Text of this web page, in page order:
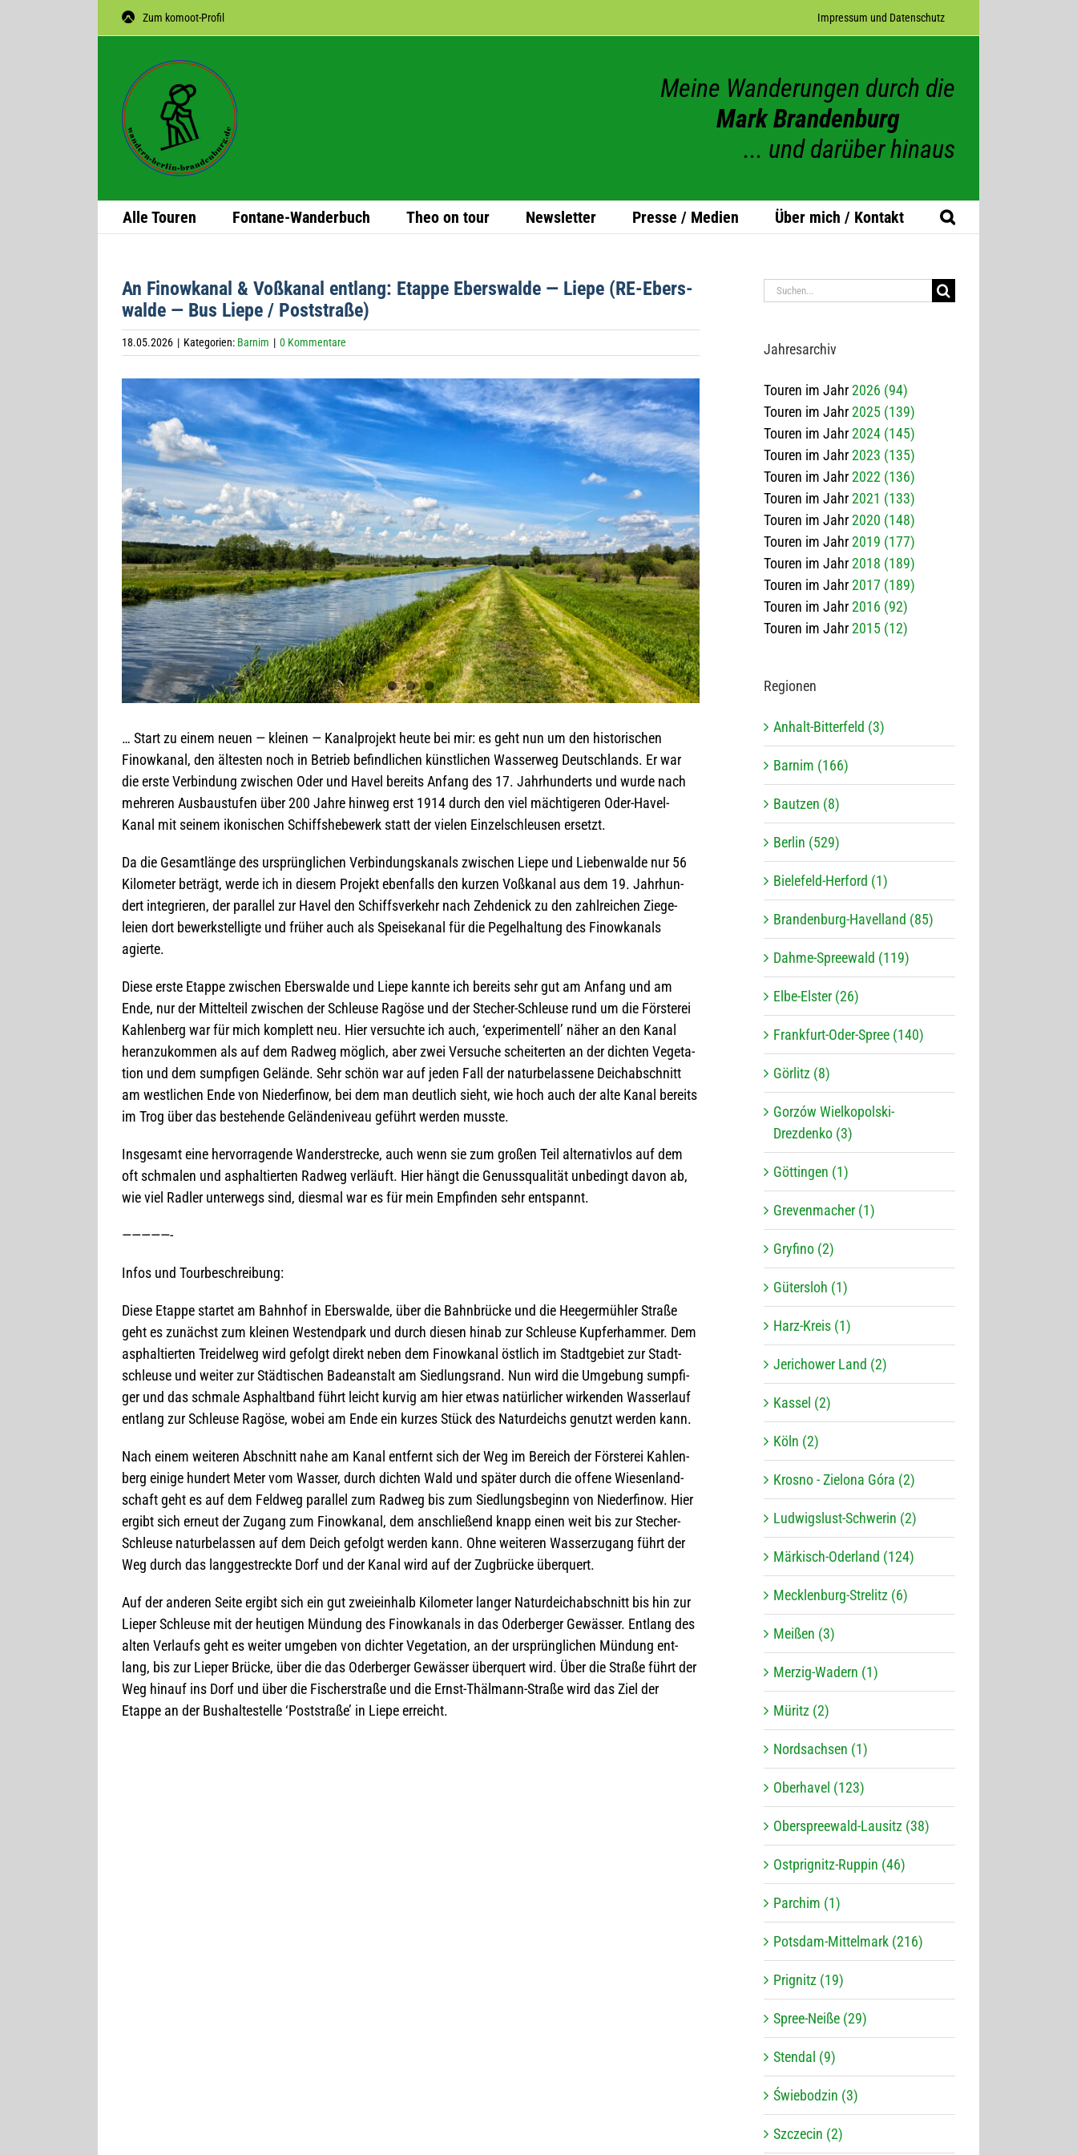
Zum komoot-Profil Impres­sum und Datenschutz
Meine Wanderungen durch die
Mark Brandenburg
... und darüber hinaus
Alle Tou­ren Fon­­tane-Wan­­der­­buch Theo on tour News­let­ter Presse / Medien Über mich / Kontakt
An Finow­ka­nal & Voß­ka­nal ent­lang: Etappe Ebers­walde — Liepe (RE-Ebers­
walde — Bus Liepe / Poststraße)
18.05.2026 | Kategorien: Barnim | 0 Kommentare
grösseres
Bild
… Start zu einem neuen — klei­nen — Kanal­pro­jekt heute bei mir: es geht nun um den his­to­ri­schen
Finow­ka­nal, den ältes­ten noch in Betrieb befind­li­chen künst­li­chen Was­ser­weg Deutsch­lands. Er war
die erste Ver­bin­dung zwi­schen Oder und Havel bereits Anfang des 17. Jahr­hun­derts und wurde nach
meh­re­ren Aus­bau­stu­fen über 200 Jahre hin­weg erst 1914 durch den viel mäch­ti­ge­ren Oder-Havel-
Kanal mit sei­nem iko­ni­schen Schiffs­he­be­werk statt der vie­len Ein­zel­schleu­sen ersetzt.
Da die Gesamt­länge des ursprüng­li­chen Ver­bin­dungs­ka­nals zwi­schen Liepe und Lie­ben­walde nur 56
Kilo­me­ter beträgt, werde ich in die­sem Pro­jekt eben­falls den kur­zen Voß­ka­nal aus dem 19. Jahr­hun­
dert inte­grie­ren, der par­al­lel zur Havel den Schiffs­ver­kehr nach Zeh­de­nick zu den zahl­rei­chen Zie­ge­
leien dort bewerk­stel­ligte und frü­her auch als Spei­se­ka­nal für die Pegel­hal­tung des Finow­ka­nals
agierte.
Diese erste Etappe zwi­schen Ebers­walde und Liepe kannte ich bereits sehr gut am Anfang und am
Ende, nur der Mit­tel­teil zwi­schen der Schleuse Ragöse und der Ste­cher-Schleuse rund um die Förs­te­rei
Kah­len­berg war für mich kom­plett neu. Hier ver­suchte ich auch, ‘expe­ri­men­tell’ näher an den Kanal
her­an­zu­kom­men als auf dem Rad­weg mög­lich, aber zwei Ver­su­che schei­ter­ten an der dich­ten Vege­ta­
tion und dem sump­fi­gen Gelände. Sehr schön war auf jeden Fall der natur­be­las­sene Deich­ab­schnitt
am west­li­chen Ende von Nie­der­fi­now, bei dem man deut­lich sieht, wie hoch auch der alte Kanal bereits
im Trog über das bestehende Gelän­de­ni­veau geführt wer­den musste.
Ins­ge­samt eine her­vor­ra­gende Wan­der­stre­cke, auch wenn sie zum gro­ßen Teil alter­na­tiv­los auf dem
oft schma­len und asphal­tier­ten Rad­weg ver­läuft. Hier hängt die Genuss­qua­li­tät unbe­dingt davon ab,
wie viel Rad­ler unter­wegs sind, dies­mal war es für mein Emp­fin­den sehr entspannt.
—————-
Infos und Tourbeschreibung:
Diese Etappe star­tet am Bahn­hof in Ebers­walde, über die Bahn­brü­cke und die Hee­ger­müh­ler Straße
geht es zunächst zum klei­nen West­end­park und durch die­sen hinab zur Schleuse Kup­fer­ham­mer. Dem
asphal­tier­ten Trei­del­weg wird gefolgt direkt neben dem Finow­ka­nal öst­lich im Stadt­ge­biet zur Stadt­
schleuse und wei­ter zur Städ­ti­schen Bade­an­stalt am Sied­lungs­rand. Nun wird die Umge­bung sump­fi­
ger und das schmale Asphalt­band führt leicht kur­vig am hier etwas natür­li­cher wir­ken­den Was­ser­lauf
ent­lang zur Schleuse Ragöse, wobei am Ende ein kur­zes Stück des Natur­deichs genutzt wer­den kann.
Nach einem wei­te­ren Abschnitt nahe am Kanal ent­fernt sich der Weg im Bereich der Förs­te­rei Kah­len­
berg einige hun­dert Meter vom Was­ser, durch dich­ten Wald und spä­ter durch die offene Wie­sen­land­
schaft geht es auf dem Feld­weg par­al­lel zum Rad­weg bis zum Sied­lungs­be­ginn von Nie­der­fi­now. Hier
ergibt sich erneut der Zugang zum Finow­ka­nal, dem anschlie­ßend knapp einen weit bis zur Ste­cher-
Schleuse natur­be­las­sen auf dem Deich gefolgt wer­den kann. Ohne wei­te­ren Was­ser­zu­gang führt der
Weg durch das lang­ge­streckte Dorf und der Kanal wird auf der Zug­brü­cke überquert.
Auf der ande­ren Seite ergibt sich ein gut zwei­ein­halb Kilo­me­ter lan­ger Natur­deich­ab­schnitt bis hin zur
Lie­per Schleuse mit der heu­ti­gen Mün­dung des Finow­ka­nals in das Oder­ber­ger Gewäs­ser. Ent­lang des
alten Ver­laufs geht es wei­ter umge­ben von dich­ter Vege­ta­tion, an der ursprüng­li­chen Mün­dung ent­
lang, bis zur Lie­per Brü­cke, über die das Oder­ber­ger Gewäs­ser über­quert wird. Über die Straße führt der
Weg hin­auf ins Dorf und über die Fischer­straße und die Ernst-Thäl­mann-Straße wird das Ziel der
Etappe an der Bus­hal­te­stelle ‘Post­straße’ in Liepe erreicht.
Suche
Jah­res­ar­chiv
Touren im Jahr2026 (94)
Touren im Jahr2025 (139)
Touren im Jahr2024 (145)
Touren im Jahr2023 (135)
Touren im Jahr2022 (136)
Touren im Jahr2021 (133)
Touren im Jahr2020 (148)
Touren im Jahr2019 (177)
Touren im Jahr2018 (189)
Touren im Jahr2017 (189)
Touren im Jahr2016 (92)
Touren im Jahr2015 (12)
Regio­nen
Anhalt-Bitterfeld (3)
Barnim (166)
Bautzen (8)
Berlin (529)
Bielefeld-Herford (1)
Brandenburg-Havelland (85)
Dahme-Spreewald (119)
Elbe-Elster (26)
Frankfurt-Oder-Spree (140)
Görlitz (8)
Gorzów Wielkopolski-
Drezdenko (3)
Göttingen (1)
Grevenmacher (1)
Gryfino (2)
Gütersloh (1)
Harz-Kreis (1)
Jerichower Land (2)
Kassel (2)
Köln (2)
Krosno - Zielona Góra (2)
Ludwigslust-Schwerin (2)
Märkisch-Oderland (124)
Mecklenburg-Strelitz (6)
Meißen (3)
Merzig-Wadern (1)
Müritz (2)
Nordsachsen (1)
Oberhavel (123)
Oberspreewald-Lausitz (38)
Ostprignitz-Ruppin (46)
Parchim (1)
Potsdam-Mittelmark (216)
Prignitz (19)
Spree-Neiße (29)
Stendal (9)
Świebodzin (3)
Szczecin (2)